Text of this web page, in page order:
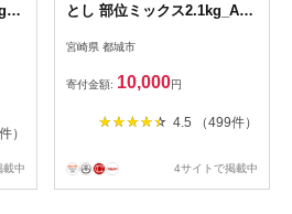
）
載中
とし 部位ミックス2.1kg_AA-
落とし 部位ミックス 国産豚
宮崎県 都城市
寄付金額: 10,000円
4.5 （499件）
4サイトで掲載中